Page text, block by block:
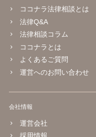
ココナラ法律相談とは
法律Q&A
法律相談コラム
ココナラとは
よくあるご質問
運営へのお問い合わせ
会社情報
運営会社